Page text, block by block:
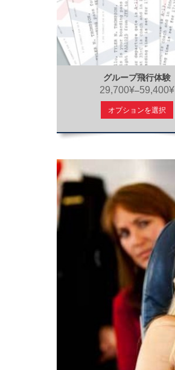
グループ飛行体験
29,700¥–59,400¥
オプションを選択